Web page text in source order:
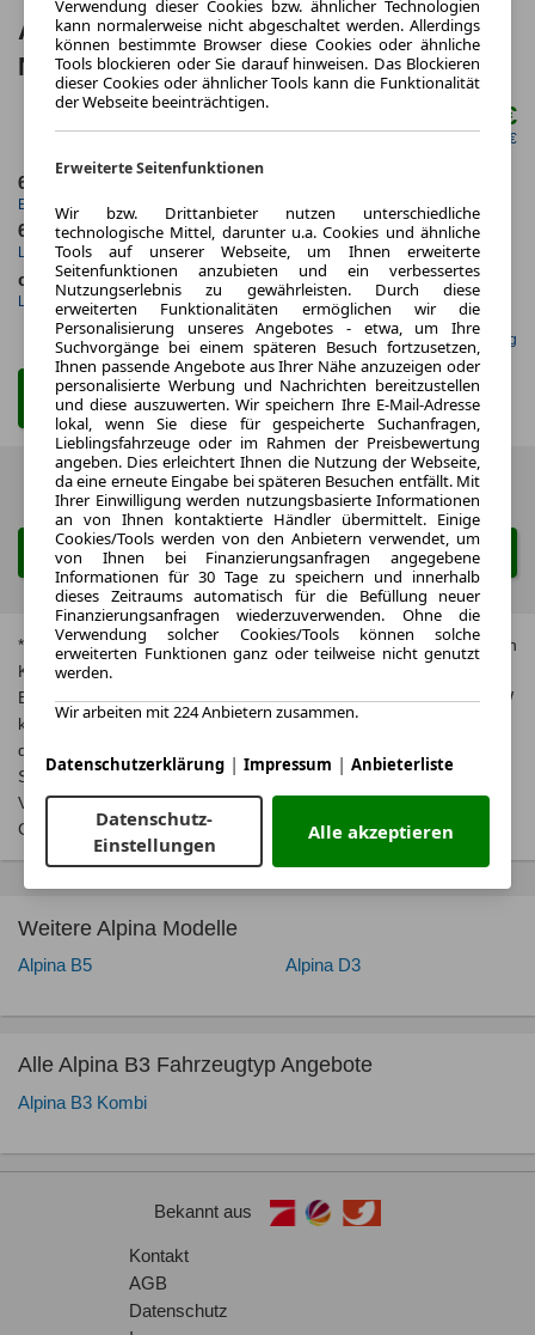
Weitere Alpina Modelle
Alpina B5 Alpina D3
Alle Alpina B3 Fahrzeugtyp Angebote
Alpina B3 Kombi
ALPINA B3 Touring HUD 360° LED ACC
NAVI KAMERA SHZ PDC
970,00 €
netto mtl. 815,13 €
6.2023
Erstzulassung
60 Monate
Laufzeit
67 km
Kilometerstand
ca. 364 kW (494 PS)
Leistung
Benzin
Kraftstoff
Gefunden auf mobile.de Leasing
Zum Leasing Angebot
Zurück 1 von 1 Weiter
Suche ändern
* Jeweils kombinierte Werte. Weitere Informationen zum offiziellen
Kraftstoffverbrauch und zu den offiziellen spezifischen CO₂-
Emissionen und gegebenenfalls zum Stromverbrauch neuer PKW
können dem, Leitfaden über den offiziellen Kraftstoffverbrauch,
die offiziellen spezifischen CO₂-Emissionen und den offiziellen
Stromverbrauch neuer PKW‘ entnommen werden, der an allen
Verkaufsstellen und bei der‚ Deutschen Automobil Treuhand
GmbH‘ unentgeltlich erhältlich ist unterwww.dat.de.
Bekannt aus
Kontakt
AGB
Datenschutz
Verwendung dieser Cookies bzw. ähnlicher Technologien
kann normalerweise nicht abgeschaltet werden. Allerdings
können bestimmte Browser diese Cookies oder ähnliche
Tools blockieren oder Sie darauf hinweisen. Das Blockieren
dieser Cookies oder ähnlicher Tools kann die Funktionalität
der Webseite beeinträchtigen.
Erweiterte Seitenfunktionen
Wir bzw. Drittanbieter nutzen unterschiedliche
technologische Mittel, darunter u.a. Cookies und ähnliche
Tools auf unserer Webseite, um Ihnen erweiterte
Seitenfunktionen anzubieten und ein verbessertes
Nutzungserlebnis zu gewährleisten. Durch diese
erweiterten Funktionalitäten ermöglichen wir die
Personalisierung unseres Angebotes - etwa, um Ihre
Suchvorgänge bei einem späteren Besuch fortzusetzen,
Ihnen passende Angebote aus Ihrer Nähe anzuzeigen oder
personalisierte Werbung und Nachrichten bereitzustellen
und diese auszuwerten. Wir speichern Ihre E-Mail-Adresse
lokal, wenn Sie diese für gespeicherte Suchanfragen,
Lieblingsfahrzeuge oder im Rahmen der Preisbewertung
angeben. Dies erleichtert Ihnen die Nutzung der Webseite,
da eine erneute Eingabe bei späteren Besuchen entfällt. Mit
Ihrer Einwilligung werden nutzungsbasierte Informationen
an von Ihnen kontaktierte Händler übermittelt. Einige
Cookies/Tools werden von den Anbietern verwendet, um
von Ihnen bei Finanzierungsanfragen angegebene
Informationen für 30 Tage zu speichern und innerhalb
dieses Zeitraums automatisch für die Befüllung neuer
Finanzierungsanfragen wiederzuverwenden. Ohne die
Verwendung solcher Cookies/Tools können solche
erweiterten Funktionen ganz oder teilweise nicht genutzt
werden.
Wir arbeiten mit 224 Anbietern zusammen.
Datenschutzerklärung | Impressum | Anbieterliste
Datenschutz-
Einstellungen
Alle akzeptieren